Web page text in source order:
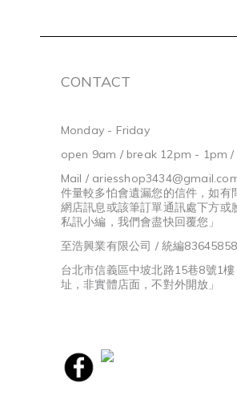
CONTACT
Monday - Friday
open 9am / break 12pm - 1pm /
Mail /
件量較多怕會遺漏您的信件，如有
網店訊息或該筆訂單通訊處下方或
私訊小編，我們會盡快回覆您」
至浩興業有限公司 / 統編83645858
台北市信義區中坡北路15巷8號1
址，非實體店面，不對外開放」